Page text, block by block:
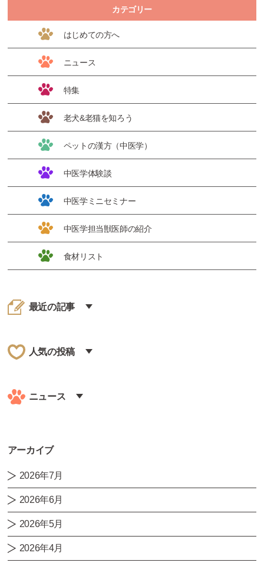
カテゴリー
はじめての方へ
ニュース
特集
老犬&老猫を知ろう
ペットの漢方（中医学）
中医学体験談
中医学ミニセミナー
中医学担当獣医師の紹介
食材リスト
最近の記事
人気の投稿
ニュース
アーカイブ
2026年7月
2026年6月
2026年5月
2026年4月